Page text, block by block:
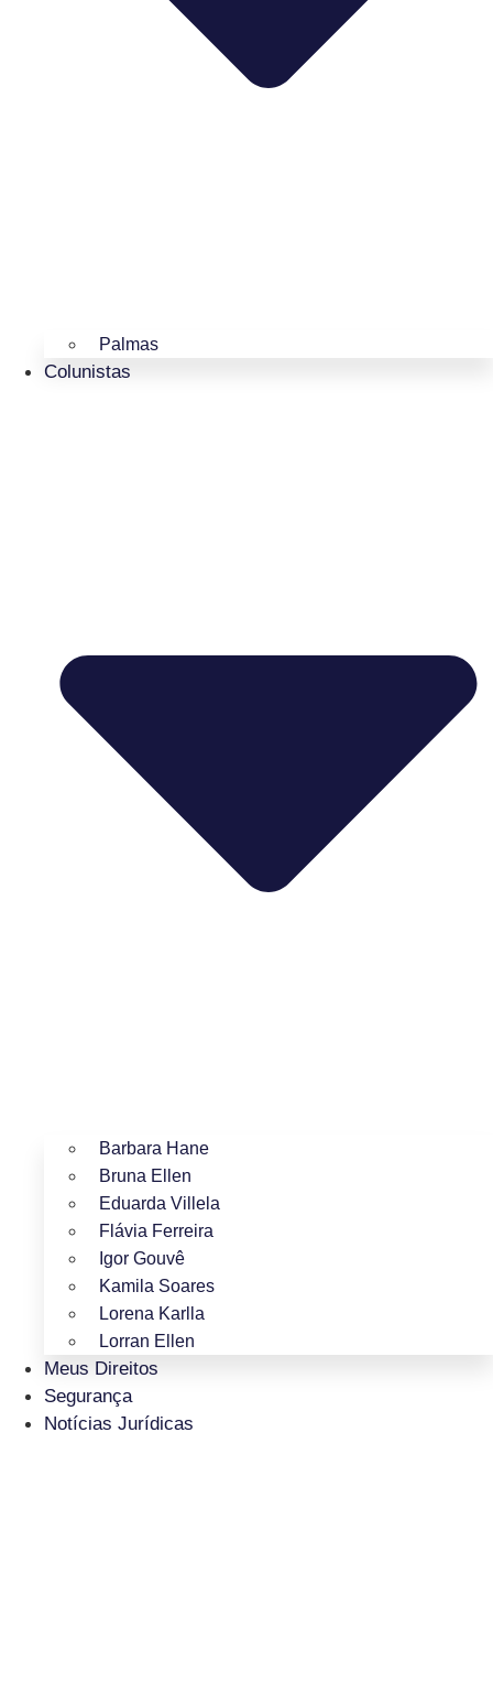
Palmas
Colunistas
Barbara Hane
Bruna Ellen
Eduarda Villela
Flávia Ferreira
Igor Gouvê
Kamila Soares
Lorena Karlla
Lorran Ellen
Meus Direitos
Segurança
Notícias Jurídicas